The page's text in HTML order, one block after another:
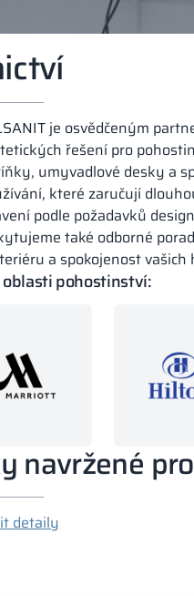
je osvědčeným
řešení pro
umyvadlové desky a
které zaručují
podle požadavků
také odborné
a spokojenost vašich
pohostinství:
navržené
detaily